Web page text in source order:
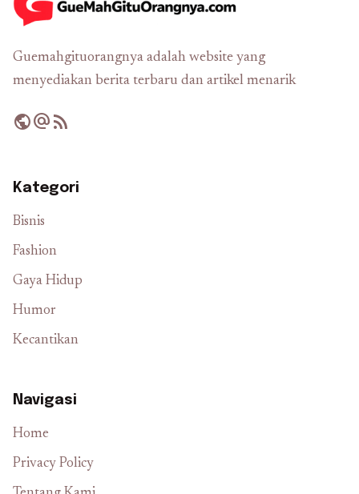
Guemahgituorangnya adalah website yang
menyediakan berita terbaru dan artikel menarik
publicalternate_emailrss_feed
Kategori
Bisnis
Fashion
Gaya Hidup
Humor
Kecantikan
Navigasi
Home
Privacy Policy